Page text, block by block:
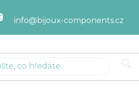
info@bijoux-components.cz